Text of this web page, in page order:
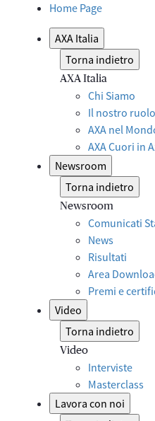
Home Page
AXA Italia
Torna indietro
AXA Italia
Chi Siamo
Il nostro
AXA nel
AXA Cuori in
Newsroom
Torna indietro
Newsroom
Comunicati
News
Risultati
Area
Premi e
Video
Torna indietro
Video
Interviste
Masterclass
Lavora con noi